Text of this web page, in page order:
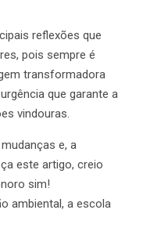
reflexões que
pois sempre é
transformadora
que garante a
vindouras.
e, a
este artigo, creio
sim!
ambiental, a escola